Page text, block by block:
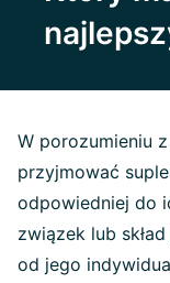
W porozumieniu
przyjmować
odpowiedniej do
związek lub
od jego